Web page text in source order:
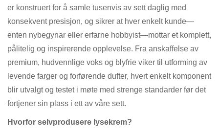
er konstruert for å samle tusenvis av sett daglig med
konsekvent presisjon, og sikrer at hver enkelt kunde—
enten nybegynar eller erfarne hobbyist—mottar et komplett,
pålitelig og inspirerende opplevelse. Fra anskaffelse av
premium, hudvennlige voks og blyfrie viker til utforming av
levende farger og forførende dufter, hvert enkelt komponent
blir utvalgt og testet i møte med strenge standarder før det
fortjener sin plass i ett av våre sett.
Hvorfor selvprodusere lysekrem?